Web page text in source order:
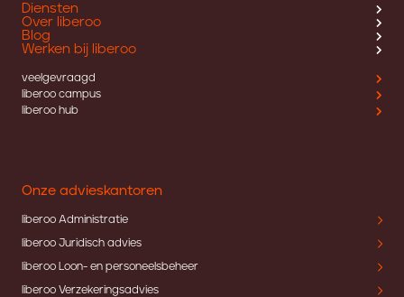
Diensten
Over liberoo
Blog
Werken bij liberoo
veelgevraagd
liberoo campus
liberoo hub
Onze advieskantoren
liberoo Administratie
liberoo Juridisch advies
liberoo Loon- en personeelsbeheer
liberoo Verzekeringsadvies